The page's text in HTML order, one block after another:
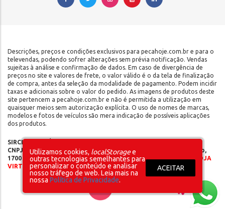
Descrições, preços e condições exclusivos para pecahoje.com.br e para o
televendas, podendo sofrer alterações sem prévia notificação. Vendas
sujeitas à análise e confirmação de dados. Em caso de divergência de
preços no site e valores de frete, o valor válido é o da tela de finalização
de compra, antes da seleção da modalidade de pagamento. Podem incidir
taxas e adicionais sobre o valor do pedido. As imagens de produtos deste
site pertencem a pecahoje.com.br e não é permitida a utilização em
quaisquer meios sem autorização explícita. O uso de nomes de marcas,
modelos e fotos de veículos são mera indicação de possíveis aplicações
dos produtos.
SIRCILLI COMÉRCIO DE COMPONENTES AUTOMOTIVOS LTDA |
CNPJ: 17.653.102/0001-09 | IE: 142.141.908.115 | Rua do Manifesto,
1700 - Ipiranga - São Paulo/SP - CEP 04209-002 |SOMOS UMA LOJA
VIRTUAL – NÃO POSSUÍMOS LOJA FÍSICA
ACEITAR
Utilizamos cookies, localStoragee
outras tecnologias semelhantes para
personalizar o conteúdo e analisar
nosso tráfego de web. Leia mais na
nossa Política de Privacidade.